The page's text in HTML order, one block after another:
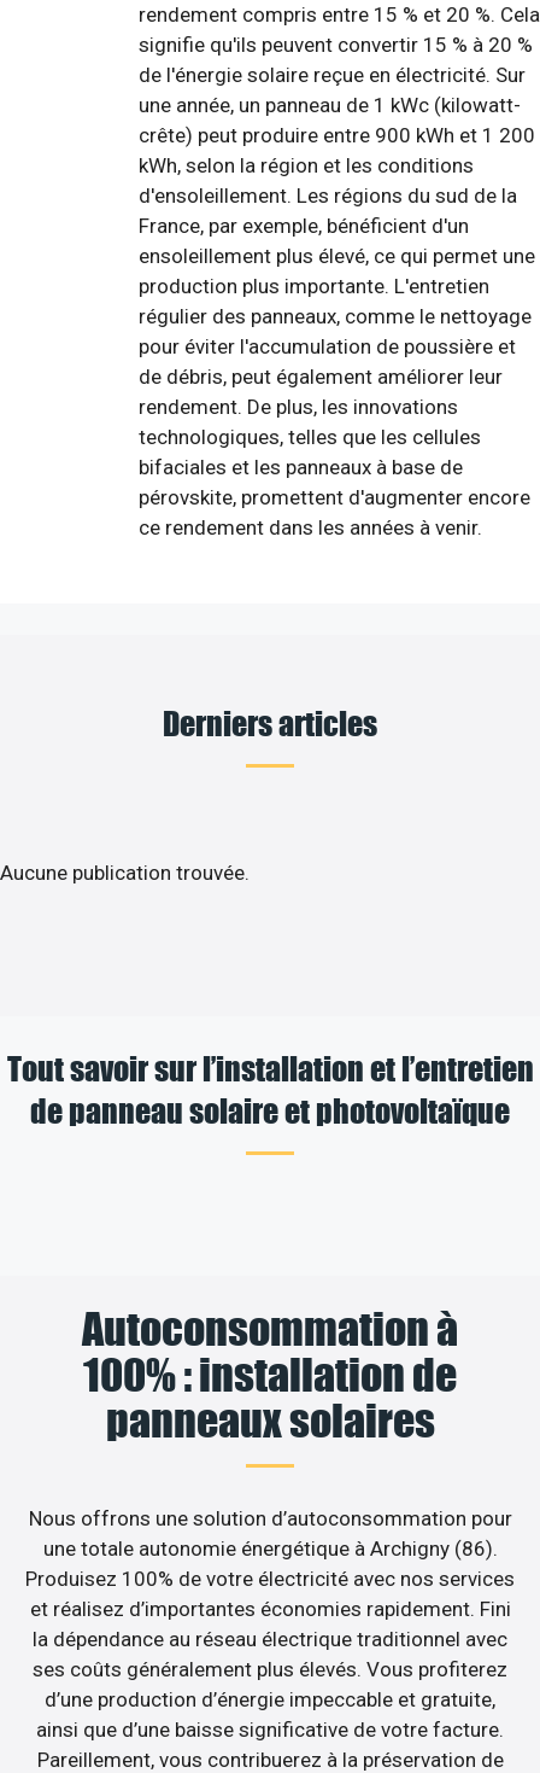
rendement compris entre 15 % et 20 %. Cela
signifie qu'ils peuvent convertir 15 % à 20 %
de l'énergie solaire reçue en électricité. Sur
une année, un panneau de 1 kWc (kilowatt-
crête) peut produire entre 900 kWh et 1 200
kWh, selon la région et les conditions
d'ensoleillement. Les régions du sud de la
France, par exemple, bénéficient d'un
ensoleillement plus élevé, ce qui permet une
production plus importante. L'entretien
régulier des panneaux, comme le nettoyage
pour éviter l'accumulation de poussière et
de débris, peut également améliorer leur
rendement. De plus, les innovations
technologiques, telles que les cellules
bifaciales et les panneaux à base de
pérovskite, promettent d'augmenter encore
ce rendement dans les années à venir.
Derniers articles
Aucune publication trouvée.
Tout savoir sur l’installation et l’entretien
de panneau solaire et photovoltaïque
Autoconsommation à
100% : installation de
panneaux solaires
Nous offrons une solution d’autoconsommation pour
une totale autonomie énergétique à Archigny (86).
Produisez 100% de votre électricité avec nos services
et réalisez d’importantes économies rapidement. Fini
la dépendance au réseau électrique traditionnel avec
ses coûts généralement plus élevés. Vous profiterez
d’une production d’énergie impeccable et gratuite,
ainsi que d’une baisse significative de votre facture.
Pareillement, vous contribuerez à la préservation de